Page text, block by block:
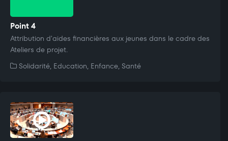
Point 4
Attribution d'aides financières aux jeunes dans le cadre des
Ateliers de projet.
Solidarité, Education, Enfance, Santé